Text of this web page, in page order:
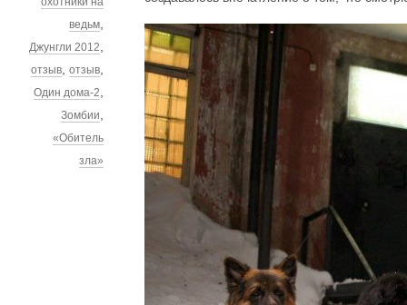
ведьм,
Джунгли 2012
отзыв, отзыв,
Один дома-2
Зомбии
«Обитель
зла»